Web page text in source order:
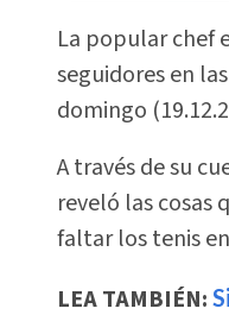
La popular chef
seguidores en
domingo
A través de su
reveló las cosas
faltar los tenis
LEA TAMBIÉN: